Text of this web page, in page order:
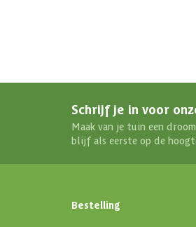
Schrijf je in voor
Maak van je tuin een
blijf als eerste op de
Bestelling